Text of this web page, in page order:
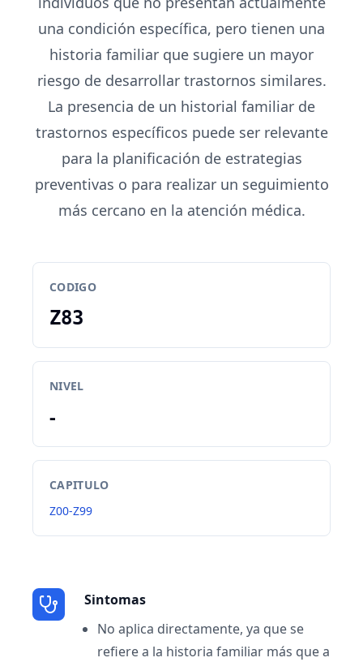
una condición específica, pero tienen una
historia familiar que sugiere un mayor
riesgo de desarrollar trastornos similares.
La presencia de un historial familiar de
trastornos específicos puede ser relevante
para la planificación de estrategias
preventivas o para realizar un seguimiento
más cercano en la atención médica.
CODIGO
Z83
NIVEL
-
CAPITULO
Z00-Z99
Sintomas
No aplica directamente, ya que se
refiere a la historia familiar más que a